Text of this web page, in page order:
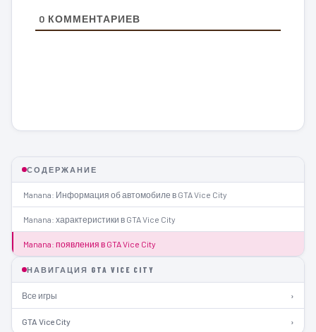
0 КОММЕНТАРИЕВ
СОДЕРЖАНИЕ
Manana: Информация об автомобиле в GTA Vice City
Manana: характеристики в GTA Vice City
Manana: появления в GTA Vice City
НАВИГАЦИЯ GTA VICE CITY
Все игры ›
GTA Vice City ›